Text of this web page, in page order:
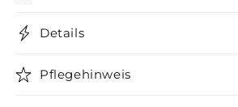
Details
Pflegehinweis